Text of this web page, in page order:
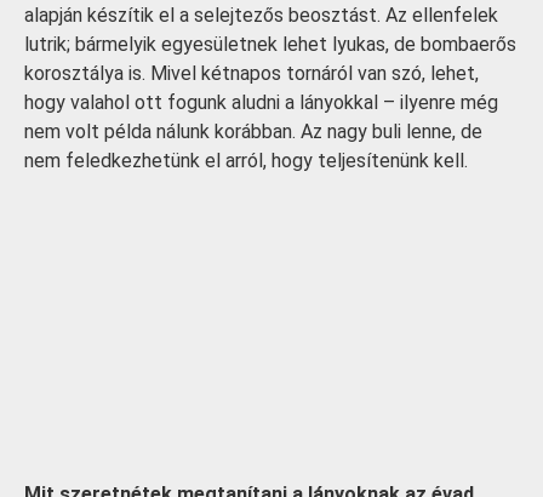
alapján készítik el a selejtezős beosztást. Az ellenfelek
lutrik; bármelyik egyesületnek lehet lyukas, de bombaerős
korosztálya is. Mivel kétnapos tornáról van szó, lehet,
hogy valahol ott fogunk aludni a lányokkal – ilyenre még
nem volt példa nálunk korábban. Az nagy buli lenne, de
nem feledkezhetünk el arról, hogy teljesítenünk kell.